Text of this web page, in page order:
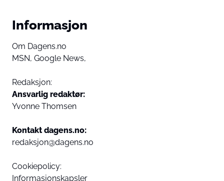
Informasjon
Om Dagens.no
MSN, Google News,
Redaksjon:
Ansvarlig redaktør:
Yvonne Thomsen
Kontakt dagens.no:
redaksjon@dagens.no
Cookiepolicy:
Informasjonskapsler